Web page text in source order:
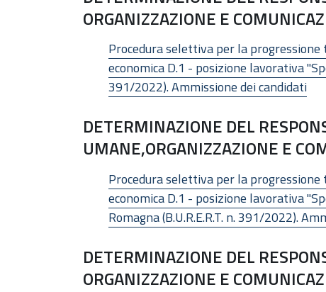
ORGANIZZAZIONE E
Procedura selettiva per la
economica D.1 - posizione lavorativa
391/2022). Ammissione dei candidati
DETERMINAZIONE DEL
UMANE,ORGANIZZAZIONE E
Procedura selettiva per la
economica D.1 - posizione lavorativa
Romagna (B.U.R.E.R.T. n. 391/2022).
DETERMINAZIONE DEL
ORGANIZZAZIONE E